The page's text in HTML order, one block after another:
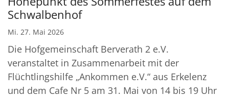
Schwalbenhof
Mi. 27. Mai 2026
Die Hofgemeinschaft Berverath 2 e.V.
veranstaltet in Zusammenarbeit mit der
Flüchtlingshilfe „Ankommen e.V.“ aus Erkelenz
und dem Cafe Nr 5 am 31. Mai von 14 bis 19 Uhr